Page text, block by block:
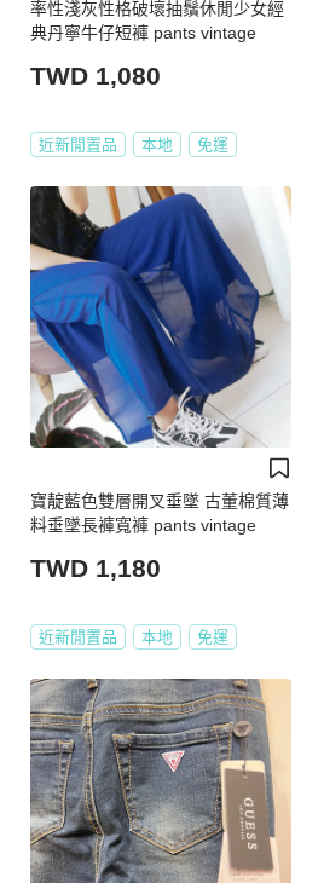
率性淺灰性格破壞抽鬚休閒少女經
典丹寧牛仔短褲 pants vintage
TWD 1,080
近新閒置品 本地 免運
寶靛藍色雙層開叉垂墜 古董棉質薄
料垂墜長褲寬褲 pants vintage
TWD 1,180
近新閒置品 本地 免運